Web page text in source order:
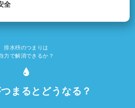
全
排水枡のつまりは
力で解消できるか？
まるとどうなる？